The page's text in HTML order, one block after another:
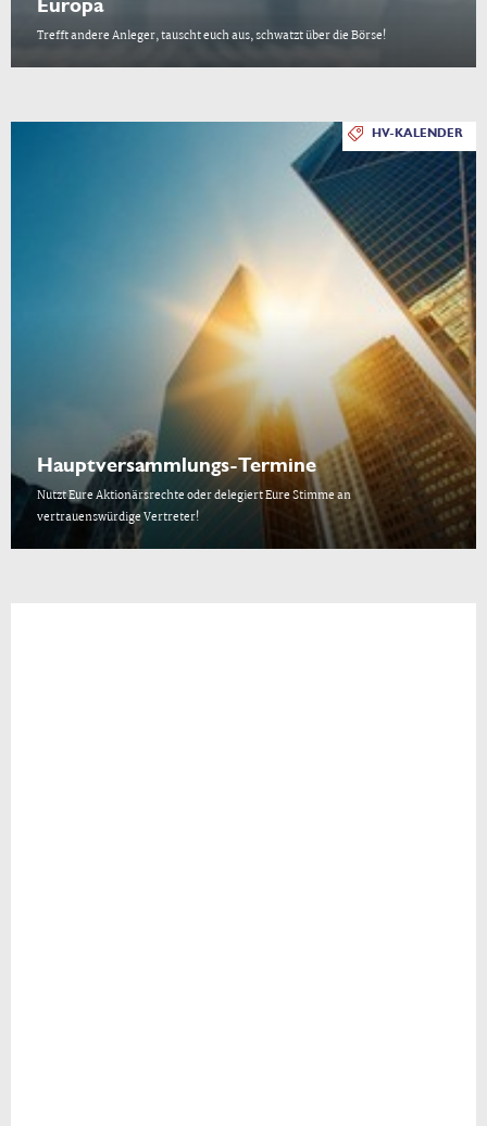
Europa
Trefft andere Anleger, tauscht euch aus, schwatzt über die Börse!
HV-KALENDER
Hauptversammlungs-Termine
Nutzt Eure Aktionärsrechte oder delegiert Eure Stimme an
vertrauenswürdige Vertreter!